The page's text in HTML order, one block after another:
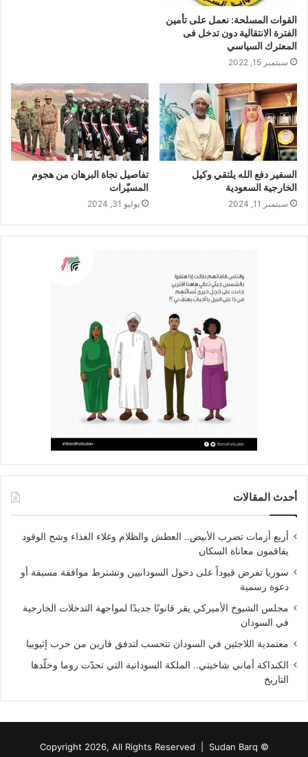
القوات المسلحة: نعمل على تأمين
الفترة الانتقالية دون تدخل فى
المعترك السياسي
سبتمبر 15, 2022
السفير دفع الله يلتقي وكيل
الخارجية السعودية
سبتمبر 11, 2024
تفاصيل نجاة البرهان من هجوم
المسيّرات
يوليو 31, 2024
أحدث المقالات
أربع أزمات تضرب الأبيض.. العطش والظلام وغلاء الغذاء وشح الوقود
يفاقمون معاناة السكان
سوريا تفرض قيوداً على دخول السودانيين وتشترط موافقة مسبقة أو
دعوة رسمية
مجلس الشيوخ الأميركي يقر قانونًا جديدًا لمواجهة التدخلات الخارجية
في السودان
معتمدية اللاجئين في السودان تتحسب لتدفق فارين من حرب إثيوبيا
الكنداكة أماني شاخيتي.. الملكة السودانية التي تحدّت روما وخلّدها
التاريخ
© Copyright 2026, All Rights Reserved |
Sudan Barq